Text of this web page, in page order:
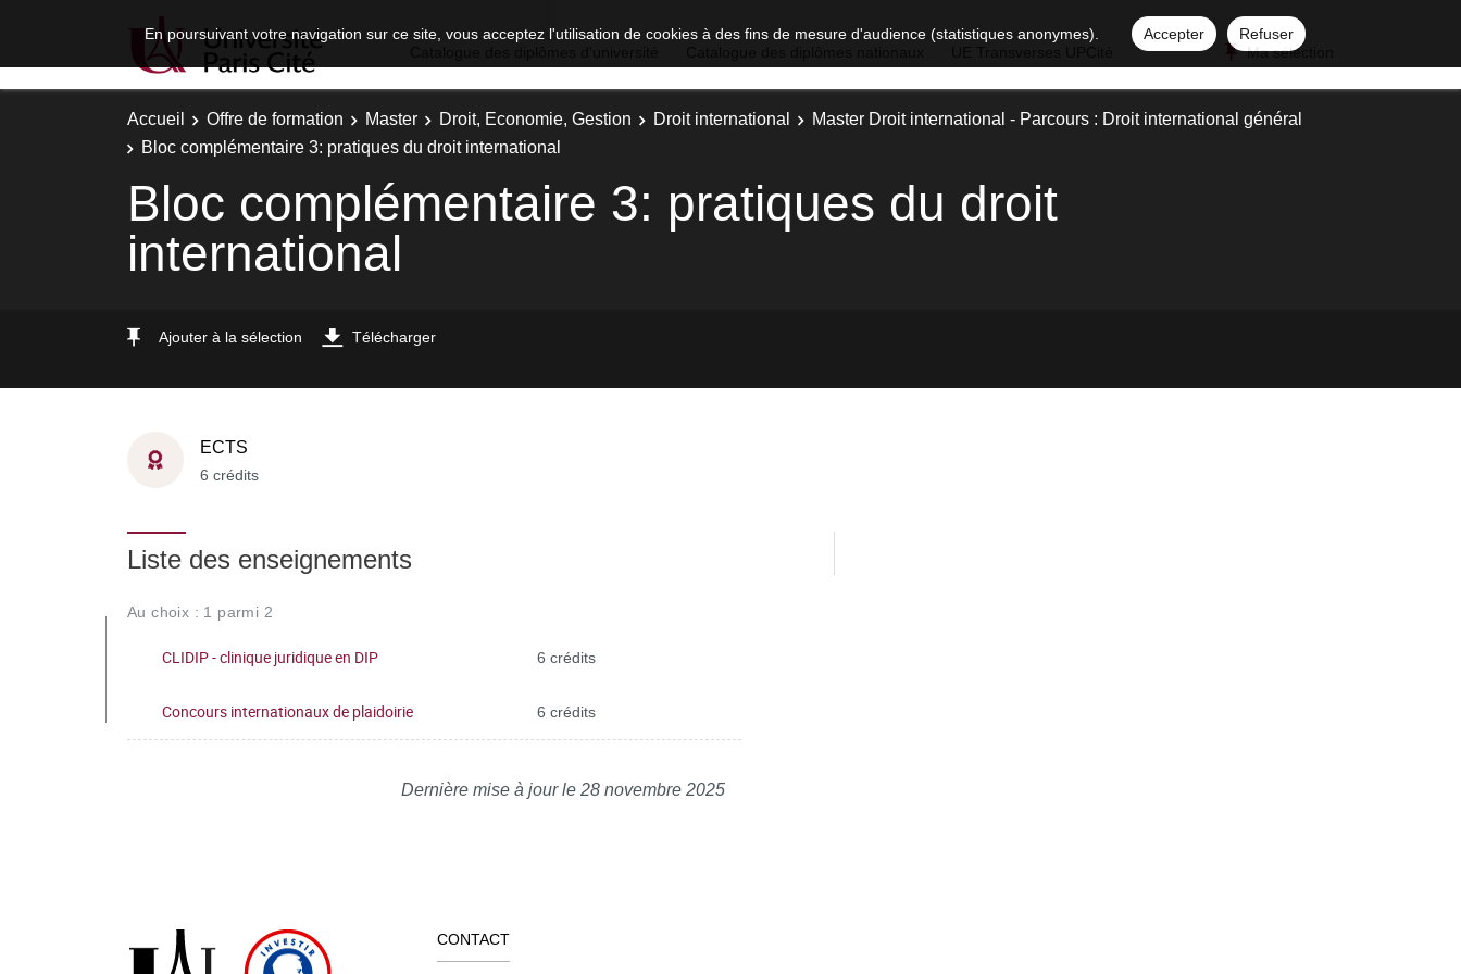
En poursuivant votre navigation sur ce site, vous acceptez l'utilisation de cookies à des fins de mesure d'audience (statistiques anonymes). Accepter
Refuser
Ma sélection
Accueil Offre de formation Master Droit, Economie, Gestion Droit international
Master Droit international - Parcours : Droit international général
Bloc complémentaire 3: pratiques du droit international
Bloc complémentaire 3: pratiques du droit
international
Ajouter à la sélection Télécharger
ECTS
6 crédits
Liste des enseignements
Au choix : 1 parmi 2
CLIDIP - clinique juridique en DIP 6 crédits
Concours internationaux de plaidoirie 6 crédits
Dernière mise à jour le 28 novembre 2025
CONTACT